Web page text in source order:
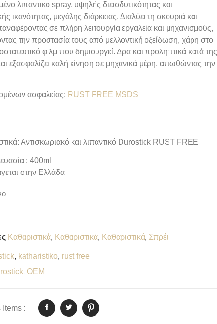
λιπαντικό spray, υψηλής διεισδυτικότητας και
ικανότητας, μεγάλης διάρκειας. Διαλύει τη σκουριά και
σε πλήρη λειτουργία εργαλεία και μηχανισμούς,
την προστασία τους από μελλοντική οξείδωση, χάρη στο
φιλμ που δημιουργεί. Δρα και προληπτικά κατά της
εξασφαλίζει καλή κίνηση σε μηχανικά μέρη, απωθώντας την
ασφαλείας: RUST FREE MSDS
Αντισκωριακό και λιπαντικό Durostick RUST FREE
: 400ml
στην Ελλάδα
Καθαριστικά, Καθαριστικά, Καθαριστικά, Σπρέι
, katharistiko, rust free
, OEM
Items :